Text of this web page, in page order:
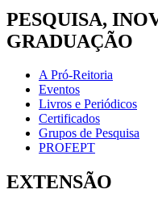
PESQUISA,
GRADUAÇÃO
A Pró-Reitoria
Eventos
Livros e Periódicos
Certificados
Grupos de Pesquisa
PROFEPT
EXTENSÃO